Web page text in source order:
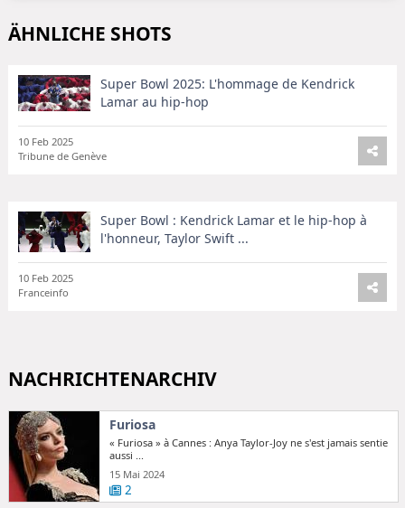
ÄHNLICHE SHOTS
Super Bowl 2025: L'hommage de Kendrick
Lamar au hip-hop
10 Feb 2025
Tribune de Genève
Super Bowl : Kendrick Lamar et le hip-hop à
l'honneur, Taylor Swift ...
10 Feb 2025
Franceinfo
NACHRICHTENARCHIV
Furiosa
« Furiosa » à Cannes : Anya Taylor-Joy ne s'est jamais sentie
aussi ...
15 Mai 2024
2